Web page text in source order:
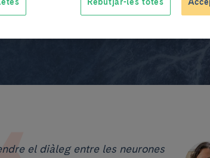
el diàleg entre les neurones